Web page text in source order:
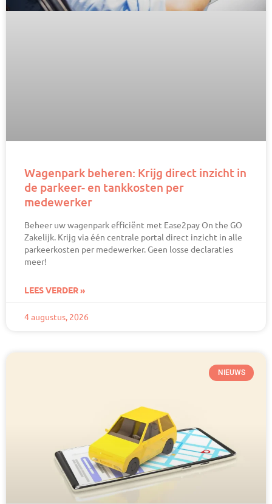
Wagenpark beheren: Krijg direct inzicht in
de parkeer- en tankkosten per
medewerker
Beheer uw wagenpark efficiënt met Ease2pay On the GO
Zakelijk. Krijg via één centrale portal direct inzicht in alle
parkeerkosten per medewerker. Geen losse declaraties
meer!
LEES VERDER »
4 augustus, 2026
NIEUWS